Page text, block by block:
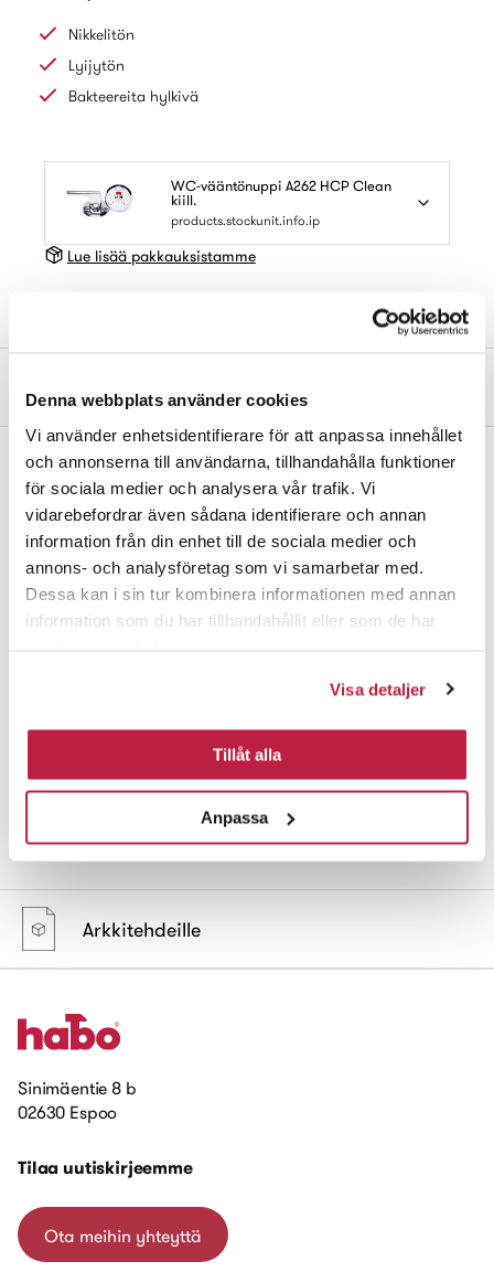
Denna webbplats använder cookies
Vi använder enhetsidentifierare för att anpassa innehållet
och annonserna till användarna, tillhandahålla funktioner
för sociala medier och analysera vår trafik. Vi
vidarebefordrar även sådana identifierare och annan
information från din enhet till de sociala medier och
annons- och analysföretag som vi samarbetar med.
Dessa kan i sin tur kombinera informationen med annan
information som du har tillhandahållit eller som de har
Visa detaljer
Tillåt alla
Anpassa
Nikkelitön
Lyijytön
Bakteereita hylkivä
WC-vääntönuppi A262 HCP Clean
kiill.
products.stockunit.info.ip
Lue lisää pakkauksistamme
Mitat ja tuotetietoa
Tyyppi
17243 WC-vääntönuppi A262 HCP Clean harj.
17242 WC-vääntönuppi A262 HCP Clean kiill.
Arkkitehdeille
Sinimäentie 8 b
02630 Espoo
Tilaa uutiskirjeemme
Ota meihin yhteyttä